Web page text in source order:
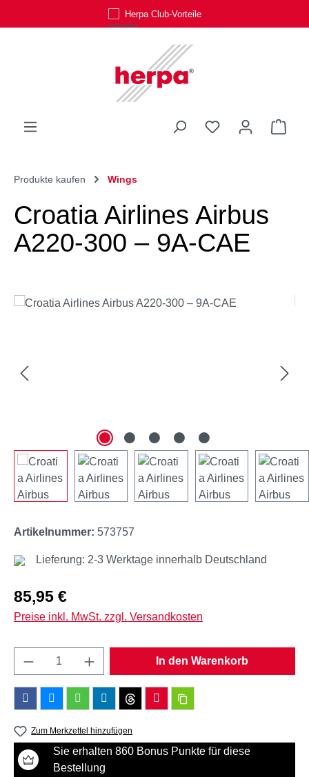
Zum Hauptinhalt springenHerpa Club-Vorteile
Du hast 0
Produkte kaufen Wings
Croatia Airlines Airbus
A220-300 – 9A-CAE
Bildergalerie überspringen
Artikelnummer: 573757
Lieferung: 2-3 Werktage innerhalb Deutschland
Regulärer Preis:
85,95 €
Preise inkl. MwSt. zzgl. Versandkosten
Produkt Anzahl: Gib den gewünschten
In den Warenkorb
Zum Merkzettel hinzufügen
Sie erhalten 860 Bonus Punkte für diese
Bestellung